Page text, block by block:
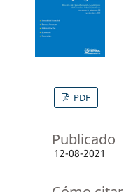
PDF
Publicado
12-08-2021